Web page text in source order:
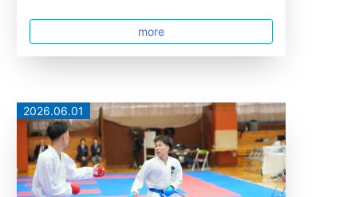
more
2026.06.01